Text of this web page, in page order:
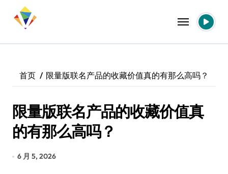
首页 限量版联名产品的收藏价值真的有那么高吗？
限量版联名产品的收藏价值真
的有那么高吗？
6 月 5, 2026